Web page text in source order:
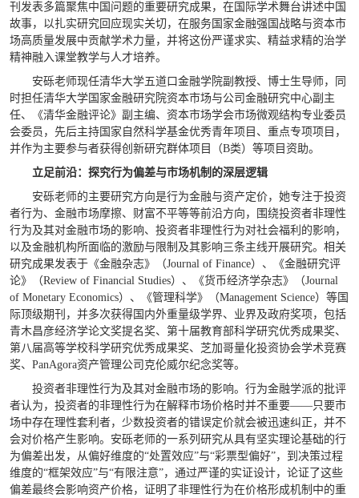
刊发表多篇聚焦中国问题的重要研究成果，在国际学术舞台讲述中国
故事，以扎实研究回应现实关切，在服务国家金融强国战略与资本市
场高质量发展中贡献学术力量，并将这份严谨求实、精益求精的治学
精神融入课堂教学与人才培养。
安砾老师现任清华大学五道口金融学院副教授、博士生导师，同
时担任清华大学国家金融研究院资本市场与公司金融研究中心副主
任、《清华金融评论》副主编、资本市场学会市场微观结构专业委员
会委员，先后主持国家自然科学基金优秀青年项目、重点专项项目，
并作为主要参与者获得创新研究群体项目（B类）等项目资助。
立足前沿：探究行为偏差与市场机制的深层逻辑
安砾老师的主要研究方向是行为金融与资产定价，她专注于投资
者行为、金融市场摩擦、财富不平等等前沿方向，围绕投资者非理性
行为及其对金融市场的影响、投资者非理性行为对社会福利的影响，
以及金融机构所面临的激励与限制及其影响三条主线开展研究。相关
研究成果发表于《金融杂志》（Journal of Finance）、《金融研究评
论》（Review of Financial Studies）、《货币经济学杂志》（Journal
of Monetary Economics）、《管理科学》（Management Science）等国
际顶级期刊，并多次获得国内外重量级学界、业界及政府奖项，包括
青木昌彦经济学论文奖提名奖、第十届教育部科学研究优秀成果奖、
第八届高等学校科学研究优秀成果奖、芝加哥量化投资协会学术竞赛
奖、PanAgora资产管理公司克伦威尔纪念奖等。
投资者非理性行为及其对金融市场的影响。行为金融学派的批评
者认为，投资者的非理性行为在解释市场价格时并不重要——只要市
场中存在理性套利者，少数投资者的错误定价就会被迅速纠正，并不
会对价格产生影响。安砾老师的一系列研究从具有坚实理论基础的行
为偏差出发，从偏好维度的“处置效应”与“彩票型偏好”，到决策过程
维度的“框架效应”与“有限注意”，通过严谨的实证设计，论证了这些
偏差最终会影响资产价格，证明了非理性行为在价格形成机制中的重